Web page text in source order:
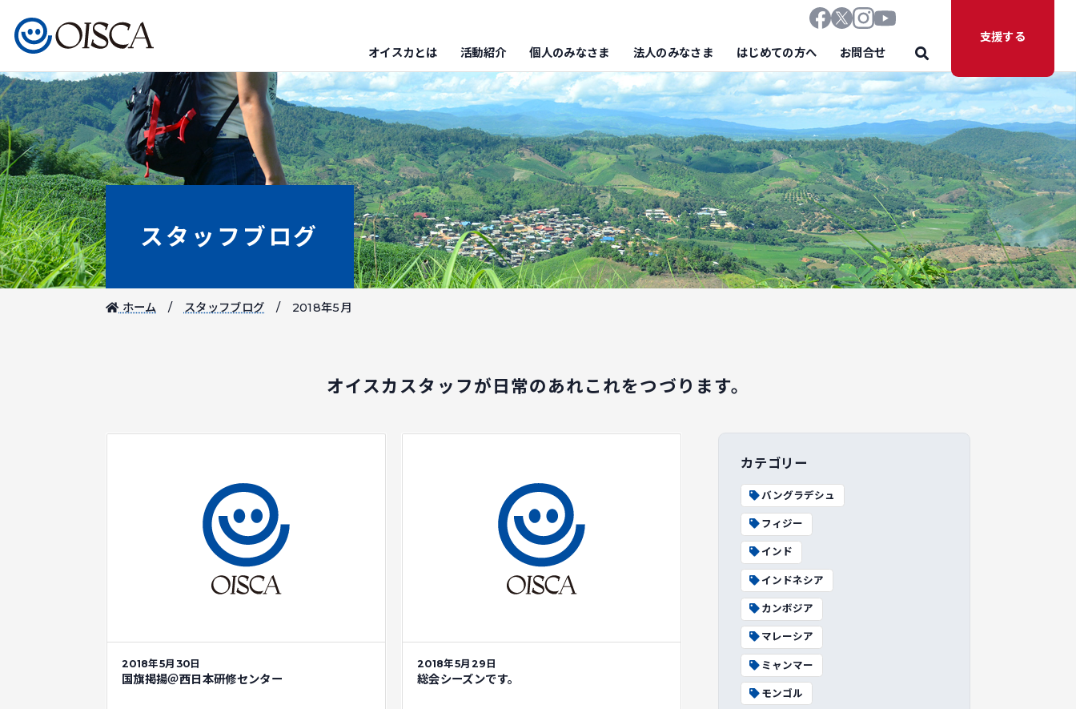
オイスカとは 活動紹介 個人のみなさま 法人のみなさま はじめての方へ お問合せ
支援する
スタッフブログ
ホーム スタッフブログ 2018年5月
オイスカスタッフが 日常のあれこれをつづります。
2018年5月30日
国旗掲揚＠西日本研修センター
2018年5月29日
総会シーズンです。
カテゴリー
バングラデシュ
フィジー
インド
インドネシア
カンボジア
マレーシア
ミャンマー
モンゴル